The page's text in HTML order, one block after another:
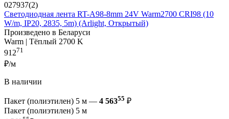
027937(2)
Светодиодная лента RT-A98-8mm 24V Warm2700 CRI98 (10
W/m, IP20, 2835, 5m) (Arlight, Открытый)
Произведено в Беларуси
Warm | Тёплый 2700 K
91271
₽/м
В наличии
Пакет (полиэтилен) 5 м — 4 56355 ₽
Пакет (полиэтилен) 5 м